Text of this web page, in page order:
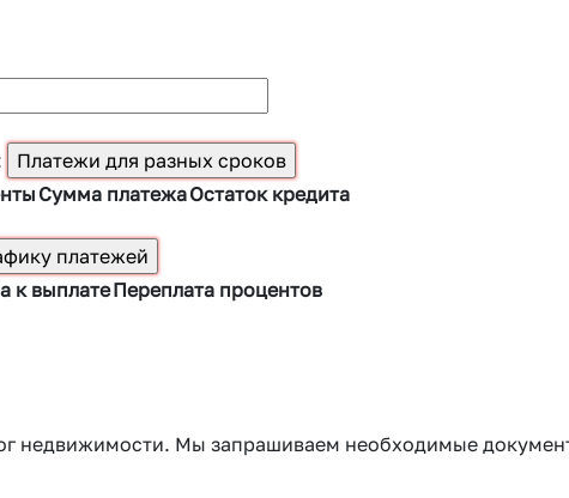
Сумма платежаОстаток кредита
к выплатеПереплата процентов
недвижимости. Мы запрашиваем необходимые